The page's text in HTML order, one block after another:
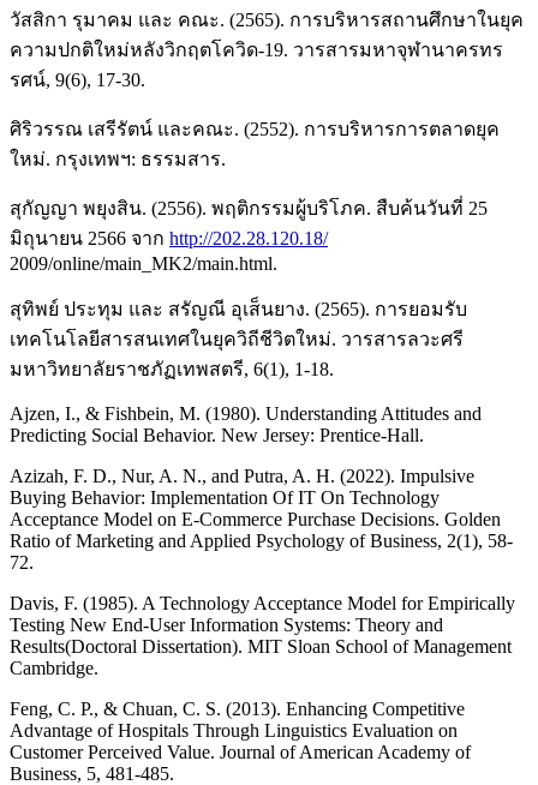
วัสสิกา รุมาคม และ คณะ. (2565). การบริหารสถานศึกษาในยุค
ความปกติใหม่หลังวิกฤตโควิด-19. วารสารมหาจุฬานาครทร
รศน์, 9(6), 17-30.
ศิริวรรณ เสรีรัตน์ และคณะ. (2552). การบริหารการตลาดยุค
ใหม่. กรุงเทพฯ: ธรรมสาร.
สุกัญญา พยุงสิน. (2556). พฤติกรรมผู้บริโภค. สืบค้นวันที่ 25
มิถุนายน 2566 จาก http://202.28.120.18/
2009/online/main_MK2/main.html.
สุทิพย์ ประทุม และ สรัญณี อุเส็นยาง. (2565). การยอมรับ
เทคโนโลยีสารสนเทศในยุควิถีชีวิตใหม่. วารสารลวะศรี
มหาวิทยาลัยราชภัฏเทพสตรี, 6(1), 1-18.
Ajzen, I., & Fishbein, M. (1980). Understanding Attitudes and
Predicting Social Behavior. New Jersey: Prentice-Hall.
Azizah, F. D., Nur, A. N., and Putra, A. H. (2022). Impulsive
Buying Behavior: Implementation Of IT On Technology
Acceptance Model on E-Commerce Purchase Decisions. Golden
Ratio of Marketing and Applied Psychology of Business, 2(1), 58-
72.
Davis, F. (1985). A Technology Acceptance Model for Empirically
Testing New End-User Information Systems: Theory and
Results(Doctoral Dissertation). MIT Sloan School of Management
Cambridge.
Feng, C. P., & Chuan, C. S. (2013). Enhancing Competitive
Advantage of Hospitals Through Linguistics Evaluation on
Customer Perceived Value. Journal of American Academy of
Business, 5, 481-485.